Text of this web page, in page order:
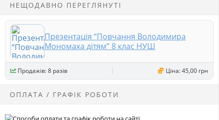
НЕЩОДАВНО ПЕРЕГЛЯНУТІ
Презентація “Повчання Володимира
Мономаха дітям” 8 клас НУШ
Продажів: 8 разів Ціна: 45,00 грн
ОПЛАТА / ГРАФІК РОБОТИ